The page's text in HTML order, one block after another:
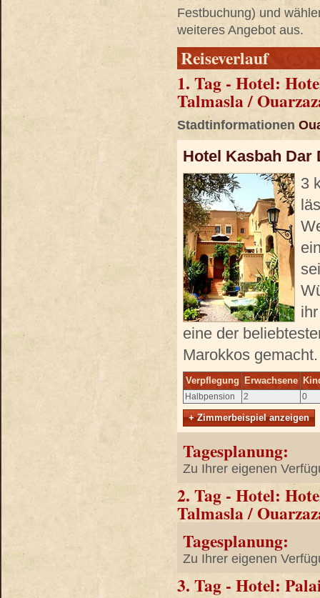
Festbuchung) und
weiteres Angebot aus.
Reiseverlauf
1. Tag - Hotel:
Talmasla /
Stadtinformationen
Hotel Kasbah Dar
3
eine der
Marokkos gemacht.
Verpflegung Erwachsene
Halbpension 2 0
+ Zimmerbeispiel anzeigen
Tagesplanung:
Zu Ihrer eigenen
2. Tag - Hotel:
Talmasla /
Tagesplanung:
Zu Ihrer eigenen
3. Tag - Hotel: